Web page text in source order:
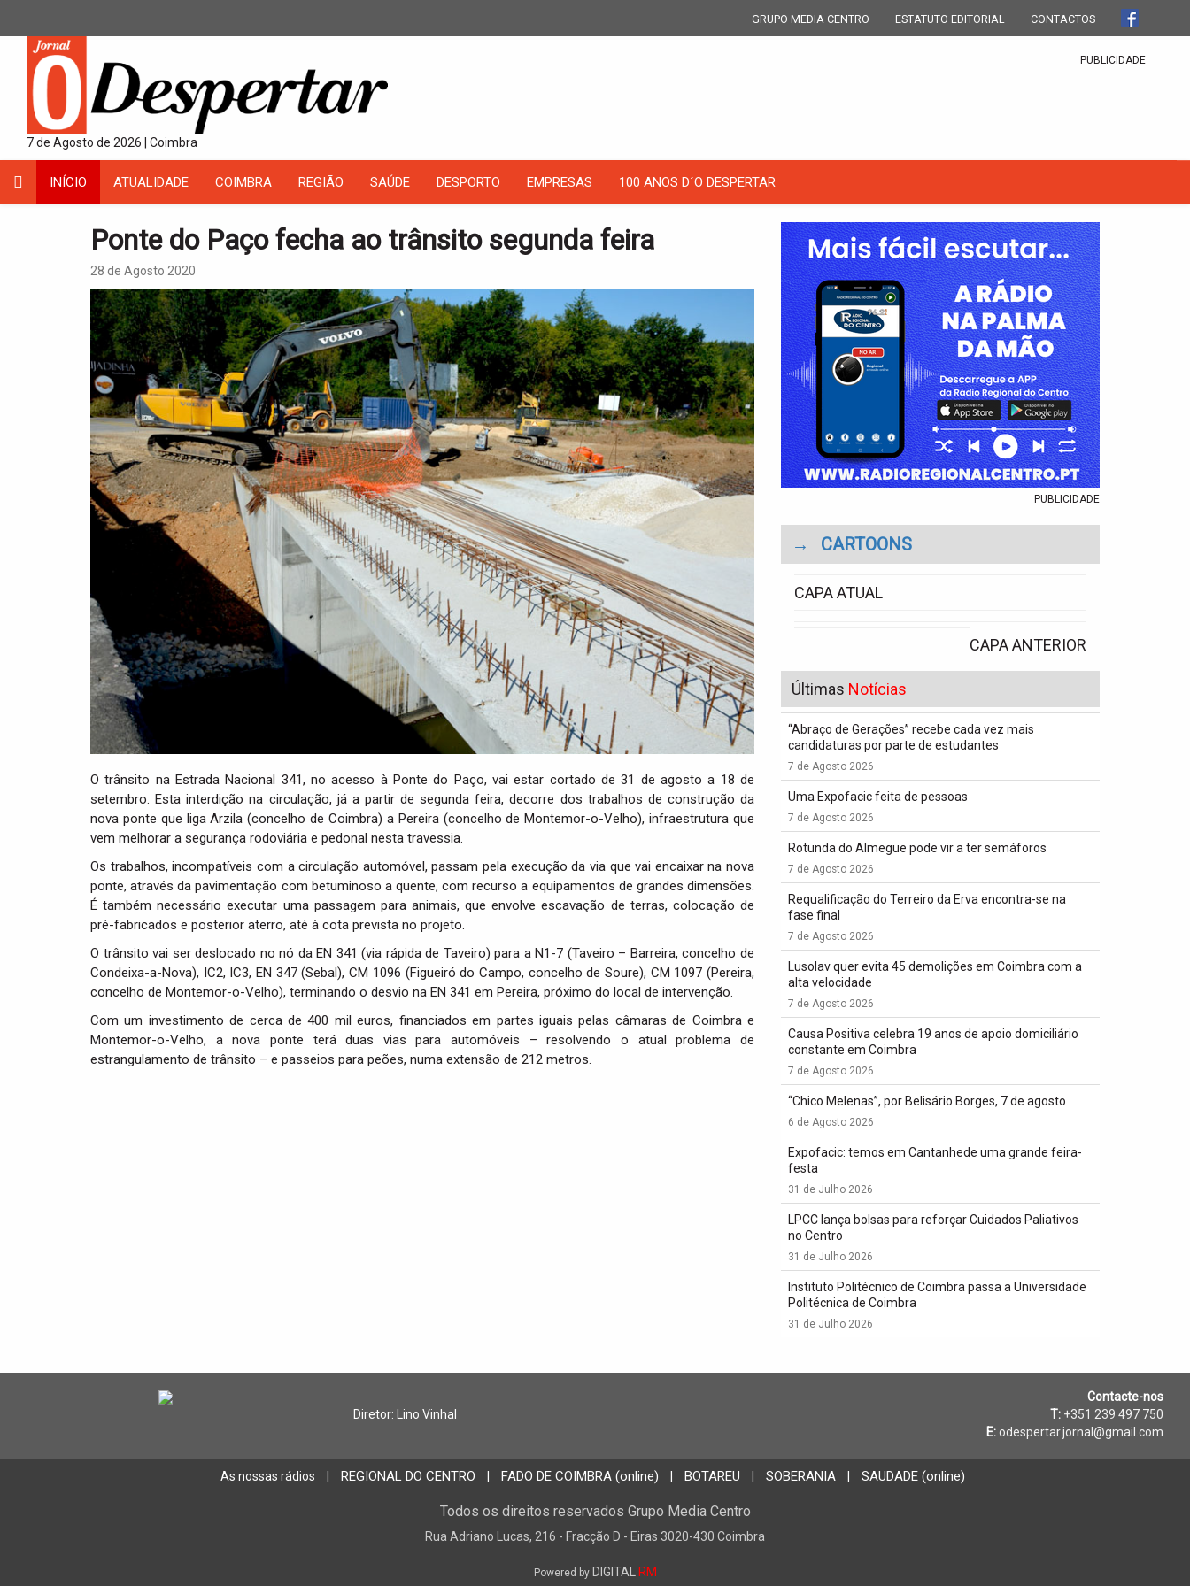
GRUPO MEDIA CENTRO ESTATUTO EDITORIAL CONTACTOS
7 de Agosto de 2026 | Coimbra
PUBLICIDADE
INÍCIO ATUALIDADE COIMBRA REGIÃO SAÚDE DESPORTO EMPRESAS 100 ANOS D´O DESPERTAR
Ponte do Paço fecha ao trânsito segunda feira
28 de Agosto 2020
O trânsito na Estrada Nacional 341, no acesso à Ponte do Paço, vai estar cortado de 31 de agosto a 18 de
setembro. Esta interdição na circulação, já a partir de segunda feira, decorre dos trabalhos de construção da
nova ponte que liga Arzila (concelho de Coimbra) a Pereira (concelho de Montemor-o-Velho), infraestrutura que
vem melhorar a segurança rodoviária e pedonal nesta travessia.
Os trabalhos, incompatíveis com a circulação automóvel, passam pela execução da via que vai encaixar na nova
ponte, através da pavimentação com betuminoso a quente, com recurso a equipamentos de grandes dimensões.
É também necessário executar uma passagem para animais, que envolve escavação de terras, colocação de
pré-fabricados e posterior aterro, até à cota prevista no projeto.
O trânsito vai ser deslocado no nó da EN 341 (via rápida de Taveiro) para a N1-7 (Taveiro – Barreira, concelho de
Condeixa-a-Nova), IC2, IC3, EN 347 (Sebal), CM 1096 (Figueiró do Campo, concelho de Soure), CM 1097 (Pereira,
concelho de Montemor-o-Velho), terminando o desvio na EN 341 em Pereira, próximo do local de intervenção.
Com um investimento de cerca de 400 mil euros, financiados em partes iguais pelas câmaras de Coimbra e
Montemor-o-Velho, a nova ponte terá duas vias para automóveis – resolvendo o atual problema de
estrangulamento de trânsito – e passeios para peões, numa extensão de 212 metros.
PUBLICIDADE
→ CARTOONS
CAPA ATUAL
CAPA ANTERIOR
Últimas Notícias
“Abraço de Gerações” recebe cada vez mais
candidaturas por parte de estudantes
7 de Agosto 2026
Uma Expofacic feita de pessoas
7 de Agosto 2026
Rotunda do Almegue pode vir a ter semáforos
7 de Agosto 2026
Requalificação do Terreiro da Erva encontra-se na
fase final
7 de Agosto 2026
Lusolav quer evita 45 demolições em Coimbra com a
alta velocidade
7 de Agosto 2026
Causa Positiva celebra 19 anos de apoio domiciliário
constante em Coimbra
7 de Agosto 2026
“Chico Melenas”, por Belisário Borges, 7 de agosto
6 de Agosto 2026
Expofacic: temos em Cantanhede uma grande feira-
festa
31 de Julho 2026
LPCC lança bolsas para reforçar Cuidados Paliativos
no Centro
31 de Julho 2026
Instituto Politécnico de Coimbra passa a Universidade
Politécnica de Coimbra
31 de Julho 2026
Diretor: Lino Vinhal
Contacte-nos
T: +351 239 497 750
E: odespertar.jornal@gmail.com
As nossas rádios | REGIONAL DO CENTRO | FADO DE COIMBRA (online) | BOTAREU | SOBERANIA | SAUDADE (online)
Todos os direitos reservados Grupo Media Centro
Rua Adriano Lucas, 216 - Fracção D - Eiras 3020-430 Coimbra
Powered byDIGITAL RM